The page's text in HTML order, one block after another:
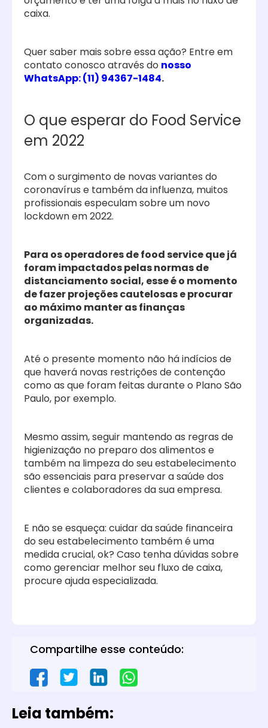
caixa.
Quer saber mais sobre essa ação? Entre em
contato conosco através do nosso
WhatsApp: (11) 94367-1484.
O que esperar do Food Service
em 2022
Com o surgimento de novas variantes do
coronavírus e também da influenza, muitos
profissionais especulam sobre um novo
lockdown em 2022.
Para os operadores de food service que já
foram impactados pelas normas de
distanciamento social, esse é o momento
de fazer projeções cautelosas e procurar
ao máximo manter as finanças
organizadas.
Até o presente momento não há indícios de
que haverá novas restrições de contenção
como as que foram feitas durante o Plano São
Paulo, por exemplo.
Mesmo assim, seguir mantendo as regras de
higienização no preparo dos alimentos e
também na limpeza do seu estabelecimento
são essenciais para preservar a saúde dos
clientes e colaboradores da sua empresa.
E não se esqueça: cuidar da saúde financeira
do seu estabelecimento também é uma
medida crucial, ok? Caso tenha dúvidas sobre
como gerenciar melhor seu fluxo de caixa,
procure ajuda especializada.
Compartilhe esse conteúdo:
Leia também: